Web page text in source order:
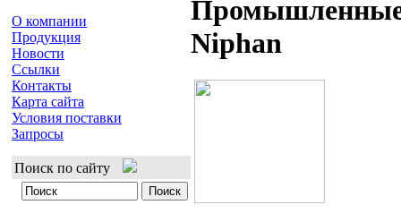
О компании
Продукция
Новости
Ссылки
Контакты
Карта сайта
Условия поставки
Запросы
Поиск по сайту
Промышленные
Niphan